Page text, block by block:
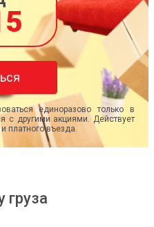
единоразово только в
с другими акциями. Действует
платного въезда.
груза